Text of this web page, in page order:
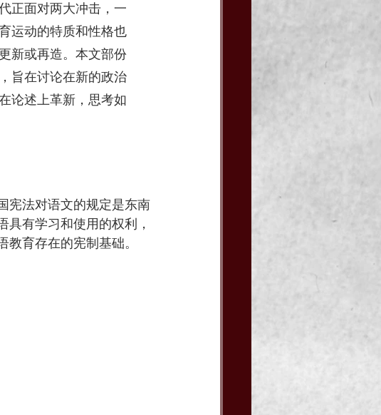
正面对两大冲击，一
运动的特质和性格也
新或再造。本文部份
旨在讨论在新的政治
论述上革新，思考如
宪法对语文的规定是东南
有学习和使用的权利，
育存在的宪制基础。